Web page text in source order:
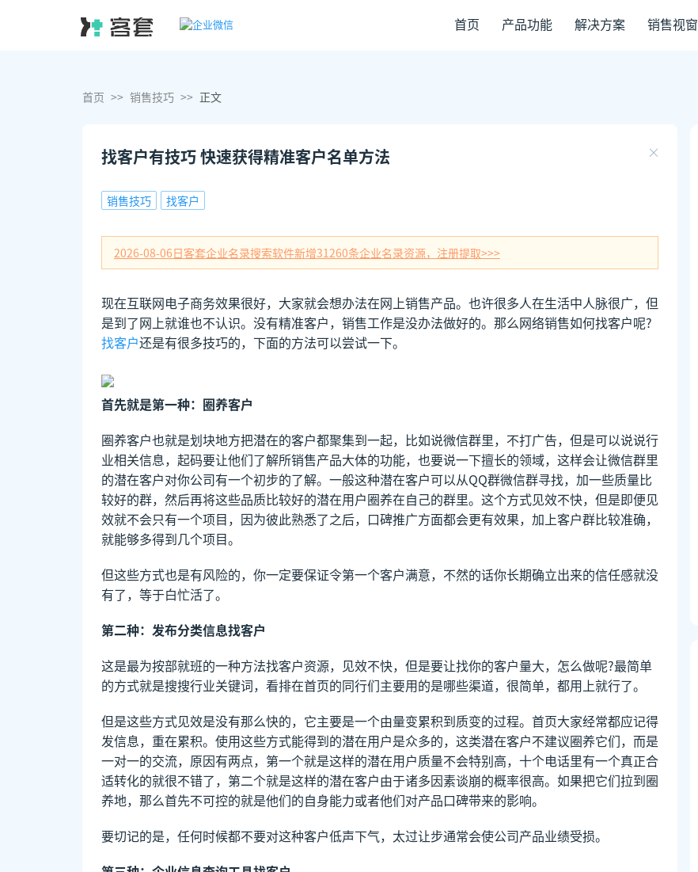
首页 产品功能 解决方案 销售视窗
首页 >> 销售技巧 >> 正文
找客户有技巧 快速获得精准客户名单方法
销售技巧 找客户
2026-08-06日客套企业名录搜索软件新增31260条企业名录资源，注册提取>>>
现在互联网电子商务效果很好，大家就会想办法在网上销售产品。也许很多人在生活中人脉很广，但
是到了网上就谁也不认识。没有精准客户，销售工作是没办法做好的。那么网络销售如何找客户呢?
找客户还是有很多技巧的，下面的方法可以尝试一下。
首先就是第一种：圈养客户
圈养客户也就是划块地方把潜在的客户都聚集到一起，比如说微信群里，不打广告，但是可以说说行
业相关信息，起码要让他们了解所销售产品大体的功能，也要说一下擅长的领域，这样会让微信群里
的潜在客户对你公司有一个初步的了解。一般这种潜在客户可以从QQ群微信群寻找，加一些质量比
较好的群，然后再将这些品质比较好的潜在用户圈养在自己的群里。这个方式见效不快，但是即便见
效就不会只有一个项目，因为彼此熟悉了之后，口碑推广方面都会更有效果，加上客户群比较准确，
就能够多得到几个项目。
但这些方式也是有风险的，你一定要保证令第一个客户满意，不然的话你长期确立出来的信任感就没
有了，等于白忙活了。
第二种：发布分类信息找客户
这是最为按部就班的一种方法找客户资源，见效不快，但是要让找你的客户量大，怎么做呢?最简单
的方式就是搜搜行业关键词，看排在首页的同行们主要用的是哪些渠道，很简单，都用上就行了。
但是这些方式见效是没有那么快的，它主要是一个由量变累积到质变的过程。首页大家经常都应记得
发信息，重在累积。使用这些方式能得到的潜在用户是众多的，这类潜在客户不建议圈养它们，而是
一对一的交流，原因有两点，第一个就是这样的潜在用户质量不会特别高，十个电话里有一个真正合
适转化的就很不错了，第二个就是这样的潜在客户由于诸多因素谈崩的概率很高。如果把它们拉到圈
养地，那么首先不可控的就是他们的自身能力或者他们对产品口碑带来的影响。
要切记的是，任何时候都不要对这种客户低声下气，太过让步通常会使公司产品业绩受损。